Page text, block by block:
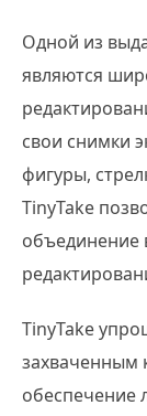
Одной из
являются
свои снимки
фигуры,
TinyTake
объединение
TinyTake
захваченным
обеспечение